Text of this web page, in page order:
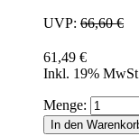
UVP: 66,60 €
61,49 €
Inkl. 19%
Menge:
In den